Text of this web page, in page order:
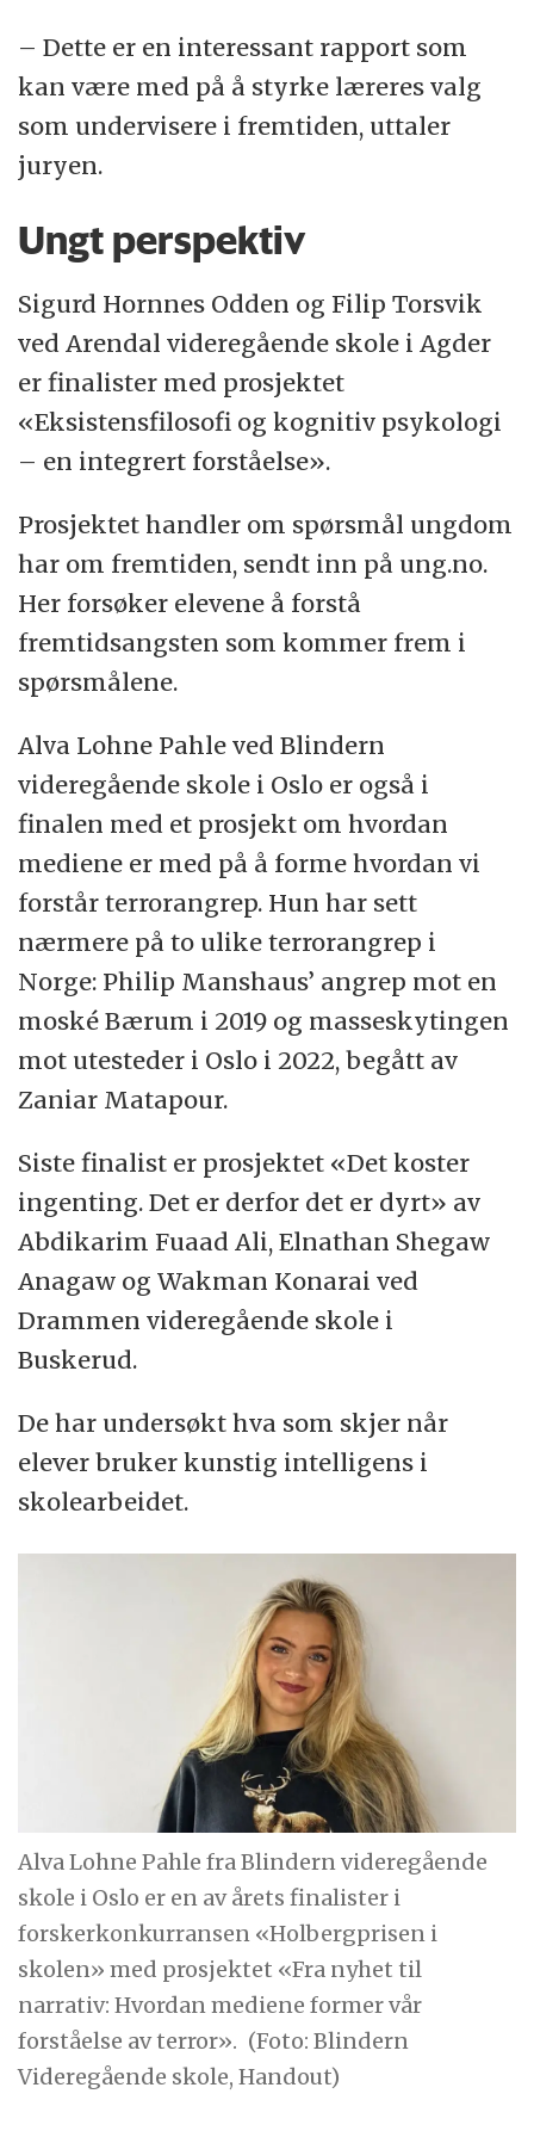
– Dette er en interessant rapport som
kan være med på å styrke læreres valg
som undervisere i fremtiden, uttaler
juryen.
Ungt perspektiv
Sigurd Hornnes Odden og Filip Torsvik
ved Arendal videregående skole i Agder
er finalister med prosjektet
«Eksistensfilosofi og kognitiv psykologi
– en integrert forståelse».
Prosjektet handler om spørsmål ungdom
har om fremtiden, sendt inn på ung.no.
Her forsøker elevene å forstå
fremtidsangsten som kommer frem i
spørsmålene.
Alva Lohne Pahle ved Blindern
videregående skole i Oslo er også i
finalen med et prosjekt om hvordan
mediene er med på å forme hvordan vi
forstår terrorangrep. Hun har sett
nærmere på to ulike terrorangrep i
Norge: Philip Manshaus’ angrep mot en
moské Bærum i 2019 og masseskytingen
mot utesteder i Oslo i 2022, begått av
Zaniar Matapour.
Siste finalist er prosjektet «Det koster
ingenting. Det er derfor det er dyrt» av
Abdikarim Fuaad Ali, Elnathan Shegaw
Anagaw og Wakman Konarai ved
Drammen videregående skole i
Buskerud.
De har undersøkt hva som skjer når
elever bruker kunstig intelligens i
skolearbeidet.
Alva Lohne Pahle fra Blindern videregående
skole i Oslo er en av årets finalister i
forskerkonkurransen «Holbergprisen i
skolen» med prosjektet «Fra nyhet til
narrativ: Hvordan mediene former vår
forståelse av terror». (Foto: Blindern
Videregående skole, Handout)